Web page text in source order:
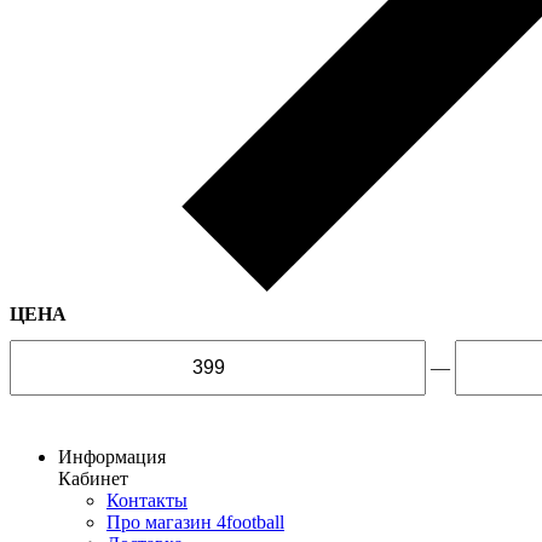
ЦЕНА
—
Информация
Кабинет
Контакты
Про магазин 4football